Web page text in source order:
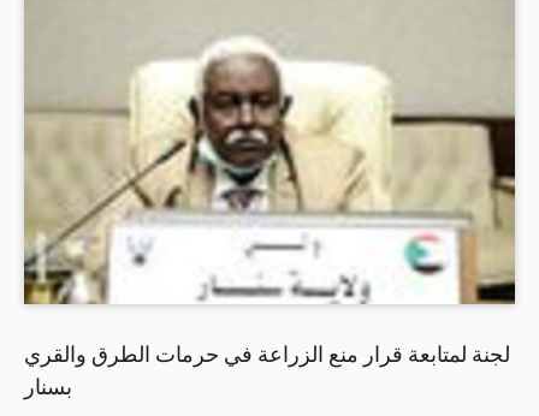
لجنة لمتابعة قرار منع الزراعة في حرمات الطرق والقري
بسنار